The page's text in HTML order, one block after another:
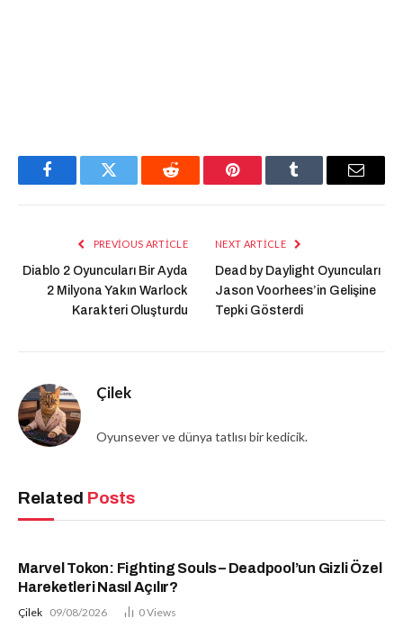
FacebookTwitter Reddit Pinterest Tumblr Email
PREVIOUS ARTICLE
Diablo 2 Oyuncuları Bir Ayda
2 Milyona Yakın Warlock
Karakteri Oluşturdu
NEXT ARTICLE
Dead by Daylight Oyuncuları
Jason Voorhees’in Gelişine
Tepki Gösterdi
Çilek
Oyunsever ve dünya tatlısı bir kedicik.
Related Posts
Marvel Tokon: Fighting Souls – Deadpool’un Gizli Özel
Hareketleri Nasıl Açılır?
Çilek 09/08/2026 0Views